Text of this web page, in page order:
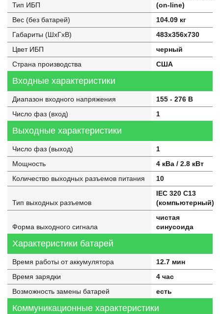
Тип ИБП
(on-line)
Вес (без батарей)
104.09 кг
Габариты (ШхГхВ)
483x356x730
Цвет ИБП
черный
Страна производства
США
Входные характеристики
Диапазон входного напряжения
155 - 276 В
Число фаз (вход)
1
Выходные характеристики
Число фаз (выход)
1
Мощность
4 кВа / 2.8 кВт
Количество выходных разъемов питания
10
Тип выходных разъемов
IEC 320 C13
(компьютерный)
Форма выходного сигнала
чистая
синусоида
Характеристики батарей
Время работы от аккумулятора
12.7 мин
Время зарядки
4 час
Возможность замены батарей
есть
Коммуникационные характеристики